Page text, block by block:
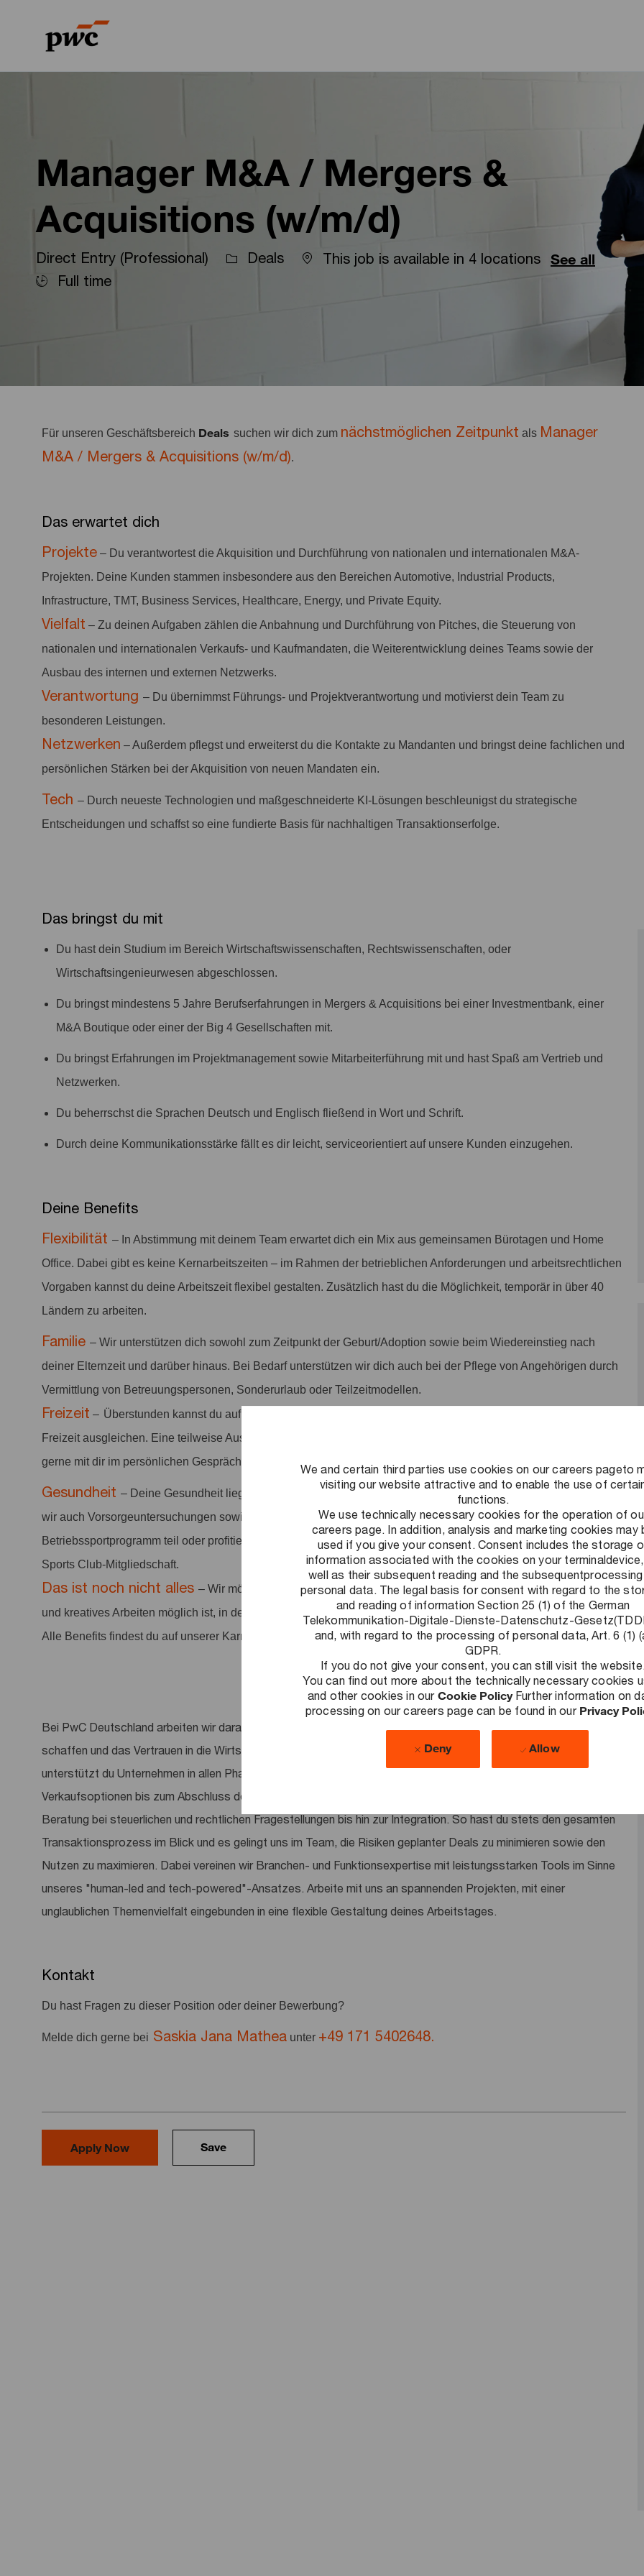
We and certain third parties use cookies on our careers pageto
visiting our website attractive and to enable the use of
functions.
We use technically necessary cookies for the operation of
careers page. In addition, analysis and marketing cookies may
used if you give your consent. Consent includes the storage
information associated with the cookies on your
well as their subsequent reading and the
personal data. The legal basis for consent with regard to the
and reading of information Section 25 (1) of the German
Telekommunikation-Digitale-Dienste-Datenschutz-
and, with regard to the processing of personal data, Art. 6 (1)
GDPR.
If you do not give your consent, you can still visit the
You can find out more about the technically necessary cookies
and other cookies in our Cookie Policy Further information on
processing on our careers page can be found in our Privacy
Deny Allow
Manager M&A / Mergers &
Acquisitions (w/m/d)
Direct Entry (Professional) Deals This job is available in 4 locations See all
Full time
Für unseren Geschäftsbereich Deals suchen wir dich zum nächstmöglichen Zeitpunkt als Manager
M&A / Mergers & Acquisitions (w/m/d).
Das erwartet dich
Projekte – Du verantwortest die Akquisition und Durchführung von nationalen und internationalen M&A-
Projekten. Deine Kunden stammen insbesondere aus den Bereichen Automotive, Industrial Products,
Infrastructure, TMT, Business Services, Healthcare, Energy, und Private Equity.
Vielfalt – Zu deinen Aufgaben zählen die Anbahnung und Durchführung von Pitches, die Steuerung von
nationalen und internationalen Verkaufs- und Kaufmandaten, die Weiterentwicklung deines Teams sowie der
Ausbau des internen und externen Netzwerks.
Verantwortung – Du übernimmst Führungs- und Projektverantwortung und motivierst dein Team zu
besonderen Leistungen.
Netzwerken – Außerdem pflegst und erweiterst du die Kontakte zu Mandanten und bringst deine fachlichen und
persönlichen Stärken bei der Akquisition von neuen Mandaten ein.
Tech – Durch neueste Technologien und maßgeschneiderte KI-Lösungen beschleunigst du strategische
Entscheidungen und schaffst so eine fundierte Basis für nachhaltigen Transaktionserfolge.
Das bringst du mit
Du hast dein Studium im Bereich Wirtschaftswissenschaften, Rechtswissenschaften, oder
Wirtschaftsingenieurwesen abgeschlossen.
Du bringst mindestens 5 Jahre Berufserfahrungen in Mergers & Acquisitions bei einer Investmentbank, einer
M&A Boutique oder einer der Big 4 Gesellschaften mit.
Du bringst Erfahrungen im Projektmanagement sowie Mitarbeiterführung mit und hast Spaß am Vertrieb und
Netzwerken.
Du beherrschst die Sprachen Deutsch und Englisch fließend in Wort und Schrift.
Durch deine Kommunikationsstärke fällt es dir leicht, serviceorientiert auf unsere Kunden einzugehen.
Deine Benefits
Flexibilität – In Abstimmung mit deinem Team erwartet dich ein Mix aus gemeinsamen Bürotagen und Home
Office. Dabei gibt es keine Kernarbeitszeiten – im Rahmen der betrieblichen Anforderungen und arbeitsrechtlichen
Vorgaben kannst du deine Arbeitszeit flexibel gestalten. Zusätzlich hast du die Möglichkeit, temporär in über 40
Ländern zu arbeiten.
Familie – Wir unterstützen dich sowohl zum Zeitpunkt der Geburt/Adoption sowie beim Wiedereinstieg nach
deiner Elternzeit und darüber hinaus. Bei Bedarf unterstützen wir dich auch bei der Pflege von Angehörigen durch
Vermittlung von Betreuungspersonen, Sonderurlaub oder Teilzeitmodellen.
Freizeit – Überstunden kannst du auf deinem Flexzeitkonto sammeln und nach arbeitsintensiven Phasen durch
Freizeit ausgleichen. Eine teilweise Auszahlung einmal jährlich ist möglich. Die genauen Details besprechen wir
gerne mit dir im persönlichen Gespräch. Zusätzlich stehen dir 30 Urlaubstage im Kalenderjahr zur Verfügung.
Gesundheit – Deine Gesundheit liegt uns am Herzen: Neben einer eigenen betrieblichen Krankenkasse bieten
wir auch Vorsorgeuntersuchungen sowie Sportangebote an. Nimm an unserem kostenlosen
Betriebssportprogramm teil oder profitiere von vergünstigten Beiträgen in diversen Fitnessstudios oder einer Urban
Sports Club-Mitgliedschaft.
Das ist noch nicht alles – Wir möchten ein positives Arbeitsumfeld schaffen: Ein Umfeld, in dem flexibles
und kreatives Arbeiten möglich ist, in dem Arbeit anerkannt und Leistung honoriert wird und auf das wir stolz sind.
Alle Benefits findest du auf unserer Karriereseite.
Bei PwC Deutschland arbeiten wir daran, entscheidende Herausforderungen zu lösen, nachhaltige Ergebnisse zu
schaffen und das Vertrauen in die Wirtschaft und Gesellschaft auszubauen. Als Teil unseres Deals Teams
unterstützt du Unternehmen in allen Phasen des Deal Cycles: Vom Ermitteln geeigneter Kauf- bzw.
Verkaufsoptionen bis zum Abschluss der Verhandlungen. Von der Unternehmens- und Marktanalyse, über die
Beratung bei steuerlichen und rechtlichen Fragestellungen bis hin zur Integration. So hast du stets den gesamten
Transaktionsprozess im Blick und es gelingt uns im Team, die Risiken geplanter Deals zu minimieren sowie den
Nutzen zu maximieren. Dabei vereinen wir Branchen- und Funktionsexpertise mit leistungsstarken Tools im Sinne
unseres "human-led and tech-powered"-Ansatzes. Arbeite mit uns an spannenden Projekten, mit einer
unglaublichen Themenvielfalt eingebunden in eine flexible Gestaltung deines Arbeitstages.
Kontakt
Du hast Fragen zu dieser Position oder deiner Bewerbung?
Melde dich gerne bei Saskia Jana Mathea unter +49 171 5402648.
Apply Now Save